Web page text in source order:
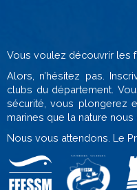
Vous voulez découvrir les
Alors, n’hésitez pas.
clubs du département.
sécurité, vous plongerez
marines que la nature nous
Nous vous attendons. Le